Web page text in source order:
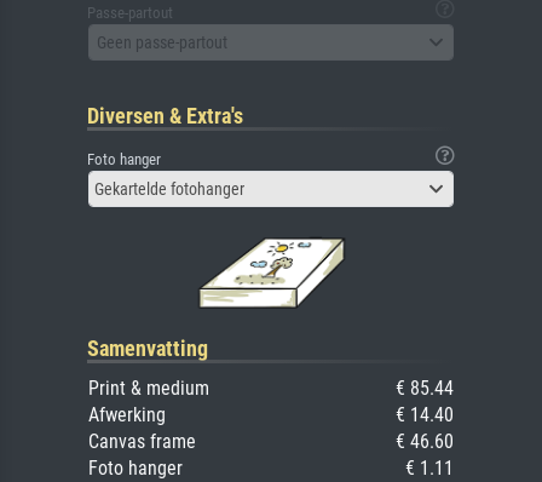
Passe-partout
Geen passe-partout
Diversen & Extra's
Foto hanger
Gekartelde fotohanger
Samenvatting
Print & medium
€ 85.44
Afwerking
€ 14.40
Canvas frame
€ 46.60
Foto hanger
€ 1.11